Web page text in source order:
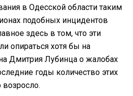
в Одесской области таким
подобных инцидентов
здесь в том, что эти
опираться хотя бы на
Дмитрия Лубинца о жалобах
годы количество этих